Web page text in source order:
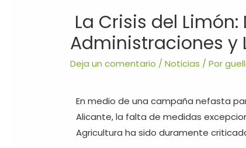
La Crisis del
Administraciones y
Deja un comentario /Noticias / Por
En medio de una campaña nefasta
Alicante, la falta de medidas
Agricultura ha sido duramente